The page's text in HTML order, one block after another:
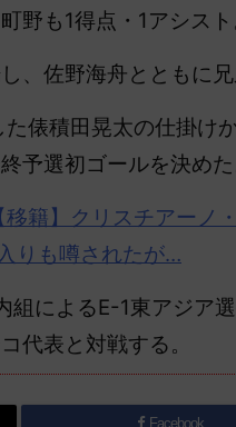
野も1得点・1アシスト
、佐野海舟とともに兄
俵積田晃太の仕掛け
予選初ゴールを決めた
籍】クリスチアーノ・
りも噂されたが…
によるE-1東アジア
代表と対戦する。
Facebook